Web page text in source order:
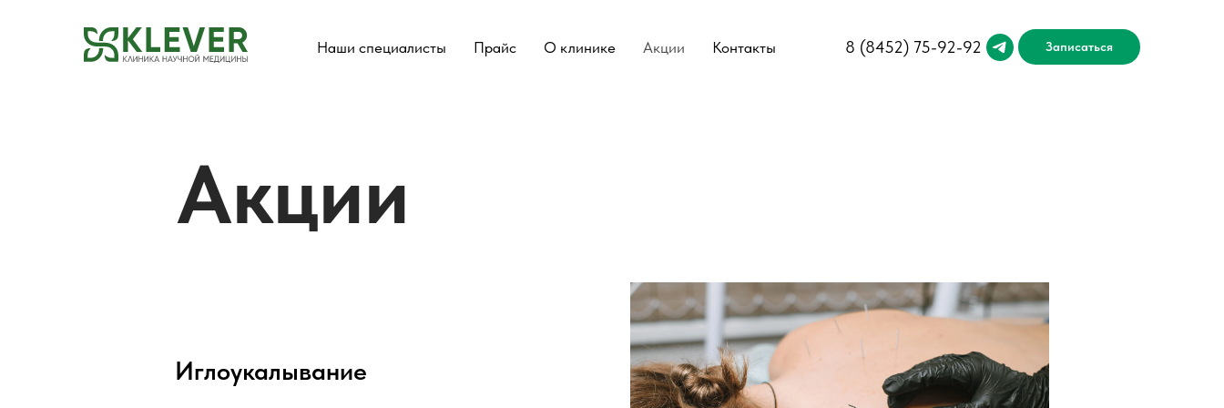
Наши специалисты Прайс О клинике Акции Контакты 8 (8452) 75-92-92 Записаться
Акции
Иглоукалывание